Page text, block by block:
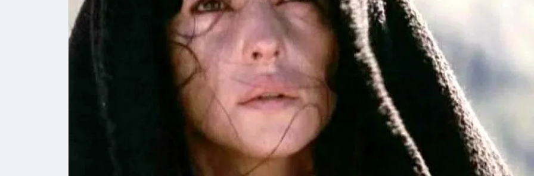
ВОЙНАТА В
ВРЕМЕТО